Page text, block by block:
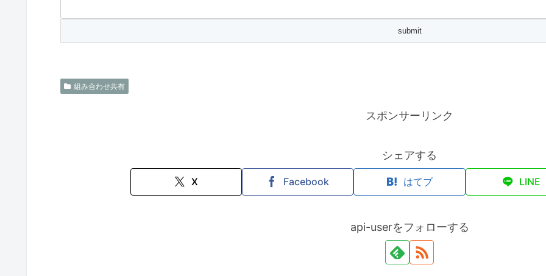
組み合わせ共有
スポンサーリンク
シェアする
X Facebook はてブ LINE
api-userをフォローする